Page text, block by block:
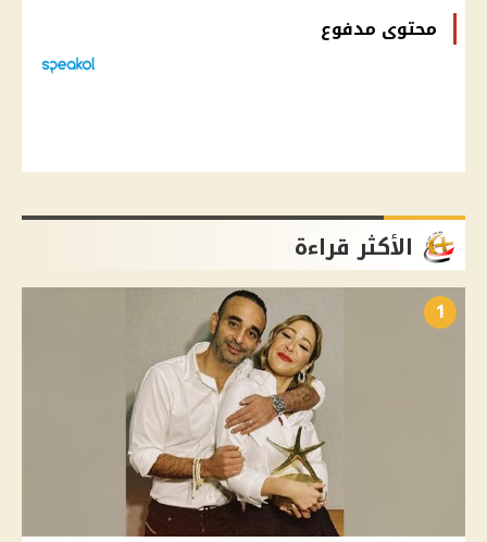
محتوى مدفوع
الأكثر قراءة
1